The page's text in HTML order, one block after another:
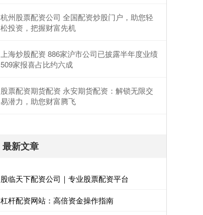
杭州股票配资公司 全国配资炒股门户，助您轻
松投资，把握财富先机
上海炒股配资 886家沪市公司已披露半年度业绩
509家报喜占比约六成
股票配资期货配资 永安期货配资：解锁无限交
易潜力，助您财富腾飞
最新文章
股临天下配资公司｜专业股票配资平台
杠杆配资网站：高倍资金操作指南